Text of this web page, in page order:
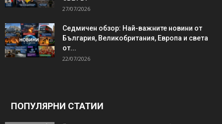
27/07/2026
Седмичен обзор: Най-важните новини от
България, Великобритания, Европа и света
от...
22/07/2026
ПОПУЛЯРНИ СТАТИИ